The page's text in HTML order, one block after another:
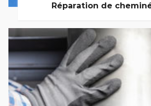
Réparation de